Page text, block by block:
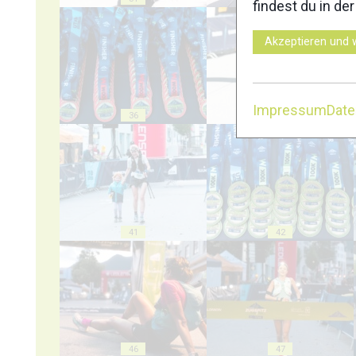
36 37
41 42
46 47
findest du in der
Akzeptieren und
Impressum